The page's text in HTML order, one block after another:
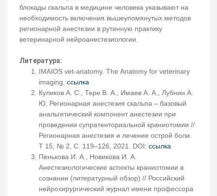
блокады скальпа в медицине человека указывают на
необходимость включения вышеупомянутых методов
регионарной анестезии в рутинную практику
ветеринарной нейроанестезиологии.
Литература:
IMAIOS vet-anatomy. The Anatomy for veterinary
imaging. ссылка
Куликов А. С., Тере В. А., Имаев А. А., Лубнин А.
Ю. Регионарная анестезия скальпа – базовый
анальгетический компонент анестезии при
проведении супратенториальной краниотомии //
Регионарная анестезия и лечение острой боли.
Т 15, № 2, С. 119–126, 2021. DOI: ссылка
Пенькова И. А., Новикова И. А.
Анестезиологические аспекты краниотомии в
сознании (литературный обзор) // Российский
нейрохирургический журнал имени профессора